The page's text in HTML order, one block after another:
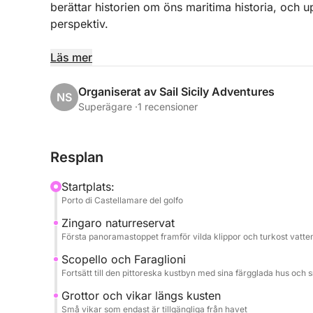
berättar historien om öns maritima historia, och
perspektiv.
Kryssningen följer norra kusten, med
vatten och sin gyllene strand.
drycker, för att fullända upplevelsen med
En idealisk aktivitet för par, familjer och små
Palermos kust mitt bland tradition, smak och
Läs mer
NS Organiserat av Sail Sicily Adventures
Superägare ·1 recensioner
Resplan
Startplats:
Porto di Castellamare del golfo
Zingaro naturreservat
Första panoramastoppet framför vilda klippor och turkost
Scopello och Faraglioni
Fortsätt till den pittoreska kustbyn med sina färgglada hus och
Grottor och vikar längs kusten
Små vikar som endast är tillgängliga från havet